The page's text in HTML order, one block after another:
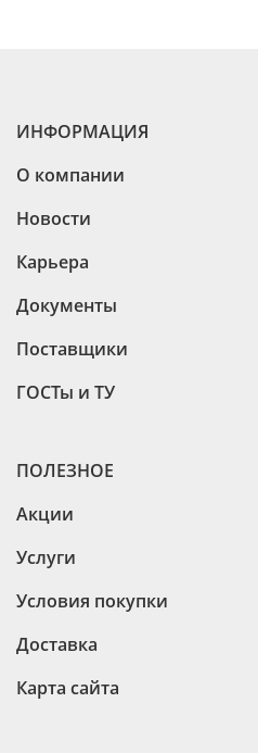
ИНФОРМАЦИЯ
О компании
Новости
Карьера
Документы
Поставщики
ГОСТы и ТУ
ПОЛЕЗНОЕ
Акции
Услуги
Условия покупки
Доставка
Карта сайта